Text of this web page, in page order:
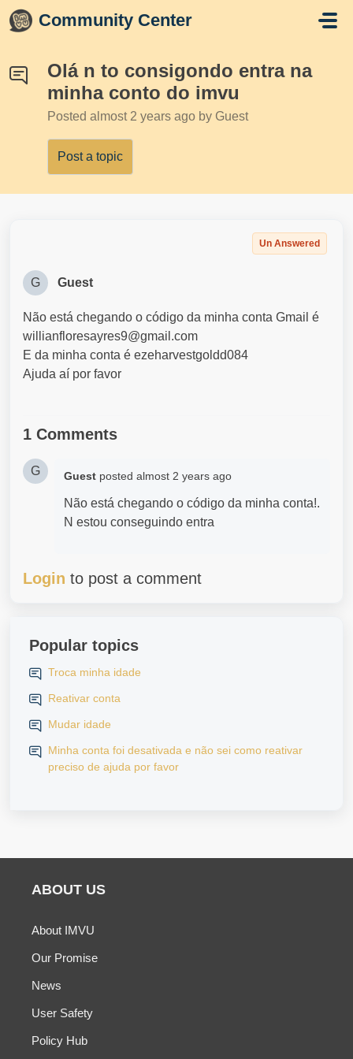
Skip to main content
Community Center
Olá n to consigondo entra na
minha conto do imvu
Posted almost 2 years ago by Guest
Post a topic
Un Answered
G Guest
Não está chegando o código da minha conta Gmail é
willianfloresayres9@gmail.com
E da minha conta é ezeharvestgoldd084
Ajuda aí por favor
1 Comments
G Guest posted almost 2 years ago
Não está chegando o código da minha conta!.
N estou conseguindo entra
Login to post a comment
Popular topics
Troca minha idade
Reativar conta
Mudar idade
Minha conta foi desativada e não sei como reativar
preciso de ajuda por favor
ABOUT US
About IMVU
Our Promise
News
User Safety
Policy Hub